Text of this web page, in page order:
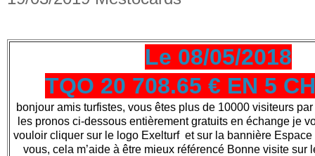
Le 08/05/2018
TQO 20 708.65 € EN 5
bonjour amis turfistes, vous êtes plus de 10000 visiteurs
les pronos ci-dessous entièrement gratuits en échange je
vouloir cliquer sur le logo Exelturf et sur la bannière Espace
vous, cela m’aide à être mieux référencé Bonne visite sur